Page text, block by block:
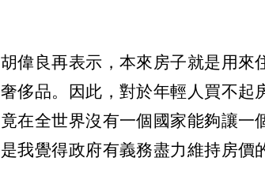
胡偉良再表示，本來房子就是用來
奢侈品。因此，對於年輕人買不起
竟在全世界沒有一個國家能夠讓一
是我覺得政府有義務盡力維持房價